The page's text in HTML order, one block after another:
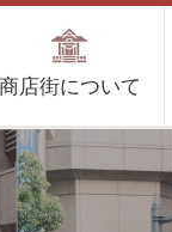
商店街について